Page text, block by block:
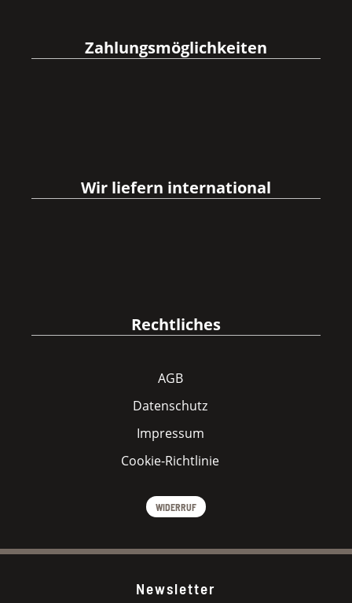
Zahlungsmöglichkeiten
Wir liefern international
Rechtliches
AGB
Datenschutz
Impressum
Cookie-Richtlinie
WIDERRUF
Newsletter